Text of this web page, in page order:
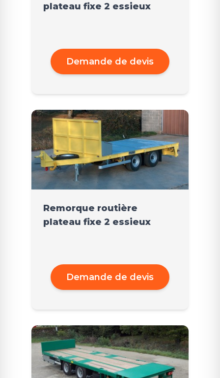
plateau fixe 2 essieux
Demande de devis
Remorque routière
plateau fixe 2 essieux
Demande de devis